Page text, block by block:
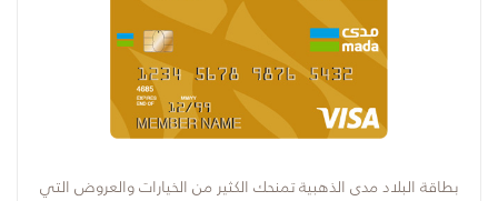
بطاقة البلاد مدى الذهبية تمنحك الكثير من الخيارات والعروض التي